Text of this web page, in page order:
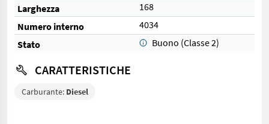
Larghezza
168
Numero interno
4034
Stato
Buono (Classe 2)
CARATTERISTICHE
Carburante: Diesel